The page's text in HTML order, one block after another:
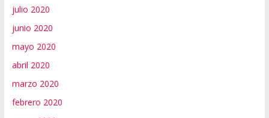
julio 2020
junio 2020
mayo 2020
abril 2020
marzo 2020
febrero 2020